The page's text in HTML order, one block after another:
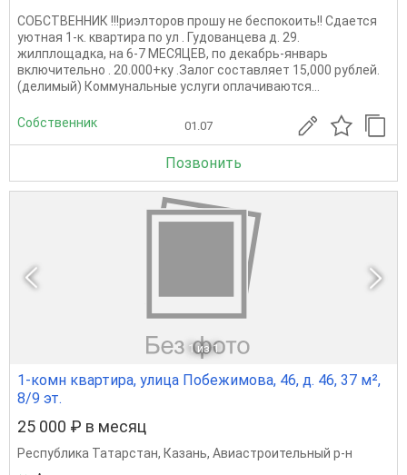
СОБСТВЕННИК !!!риэлторов прошу не беспокоить!! Сдается
уютная 1-к. квартира по ул . Гудованцева д. 29.
жилплощадка, на 6-7 МЕСЯЦЕВ, по декабрь-январь
включительно . 20.000+ку .Залог составляет 15,000 рублей.
(делимый) Коммунальные услуги оплачиваются...
Собственник 01.07
Позвонить
1 из 1
1-комн квартира, улица Побежимова, 46, д. 46, 37 м²,
8/9 эт.
25 000 ₽ в месяц
Республика Татарстан, Казань, Авиастроительный р-н